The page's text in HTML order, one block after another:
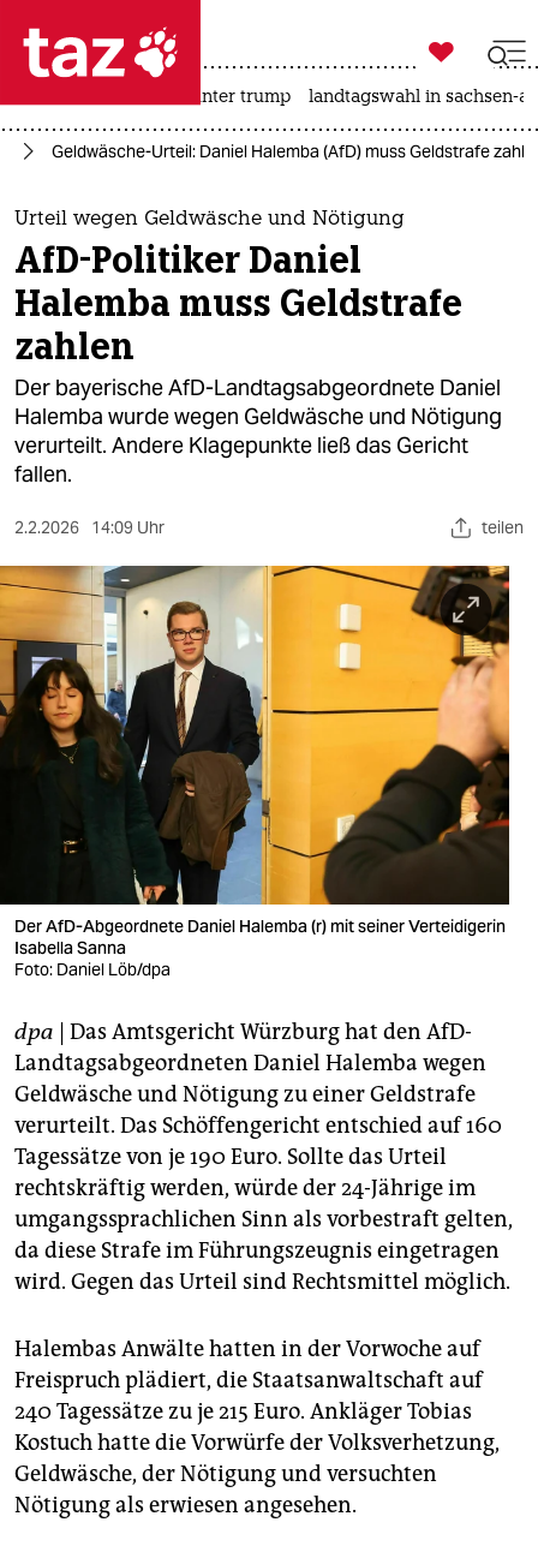
 taz zahl ich
taz zahl ich
themen
politik
öko
gesellschaft
kultur
sport
berlin
nord
wahrheit
verlag
verlag
unterstützen
genossenschaft
epaper login

taz zahl ich
usa unter trump landtagswahl in sachsen-
Geldwäsche-Urteil: Daniel Halemba (AfD) muss Geldstrafe
Urteil wegen Geldwäsche und Nötigung
AfD-Politiker Daniel
Halemba muss Geldstrafe
zahlen
Der bayerische AfD-Landtagsabgeordnete Daniel
Halemba wurde wegen Geldwäsche und Nötigung
verurteilt. Andere Klagepunkte ließ das Gericht
fallen.
2.2.2026 14:09 Uhr teilen
Der AfD-Abgeordnete Daniel Halemba (r) mit seiner Verteidigerin
Isabella Sanna
Foto: Daniel Löb/dpa
dpa | Das Amtsgericht Würzburg hat den AfD-
Landtagsabgeordneten Daniel Halemba wegen
Geldwäsche und Nötigung zu einer Geldstrafe
verurteilt. Das Schöffengericht entschied auf 160
Tagessätze von je 190 Euro. Sollte das Urteil
rechtskräftig werden, würde der 24-Jährige im
umgangssprachlichen Sinn als vorbestraft gelten,
da diese Strafe im Führungszeugnis eingetragen
wird. Gegen das Urteil sind Rechtsmittel möglich.
Halembas Anwälte hatten in der Vorwoche auf
Freispruch plädiert, die Staatsanwaltschaft auf
240 Tagessätze zu je 215 Euro. Ankläger Tobias
Kostuch hatte die Vorwürfe der Volksverhetzung,
Geldwäsche, der Nötigung und versuchten
Nötigung als erwiesen angesehen.